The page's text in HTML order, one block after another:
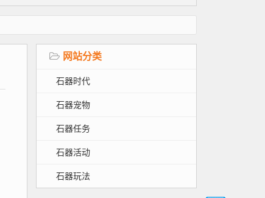
网站分类
石器时代
石器宠物
石器任务
石器活动
石器玩法